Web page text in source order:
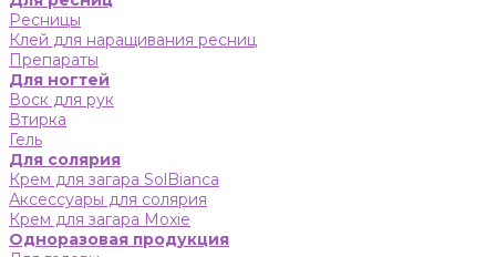
Ресницы
Клей для наращивания ресниц
Препараты
Для ногтей
Воск для рук
Втирка
Гель
Для солярия
Крем для загара SolBianca
Аксессуары для солярия
Крем для загара Moxie
Одноразовая продукция